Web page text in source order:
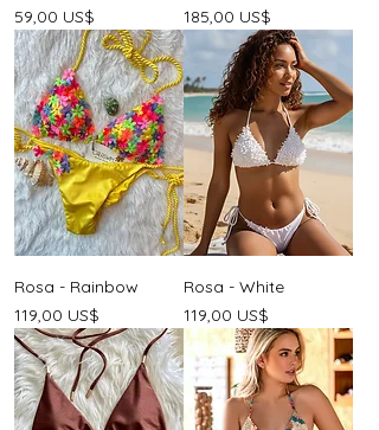
Precio
59,00 US$
Precio
185,00 US$
Rosa - Rainbow
Precio
119,00 US$
Rosa - White
Precio
119,00 US$